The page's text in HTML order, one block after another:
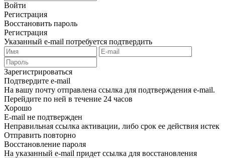
Войти
Регистрация
Восстановить пароль
Регистрация
Указанный e-mail потребуется подтвердить
Зарегистрироваться
Подтвердите e-mail
На вашу почту отправлена ссылка для подтверждения e-mail.
Перейдите по ней в течение 24 часов
Хорошо
E-mail не подтвержден
Неправильная ссылка активации, либо срок ее действия истек
Отправить повторно
Восстановление пароля
На указанный e-mail придет ссылка для восстановления